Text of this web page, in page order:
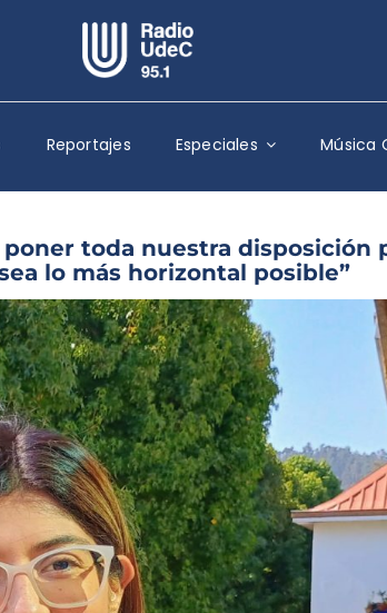
Escuchar Radio UdeC en vivo
Quiénes Somos
Programación
Podcast
Noticias
Reportajes
Columnas
Música Clásica
Especiales
Archivo Sonoro
Reportajes Especiales Música
toda nuestra disposición
lo más horizontal posible”